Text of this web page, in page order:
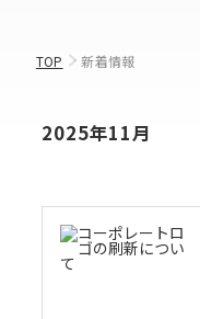
CONTACT
TOP 新着情報
2025年11月